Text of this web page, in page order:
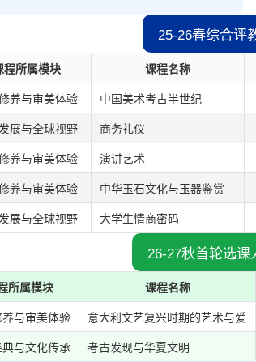
程所属模块 课程名称
养与审美体验 中国美术考古半世纪
展与全球视野 商务礼仪
养与审美体验 演讲艺术
养与审美体验 中华玉石文化与玉器鉴赏
展与全球视野 大学生情商密码
所属模块 课程名称
与审美体验 意大利文艺复兴时期的艺术与爱
与文化传承 考古发现与华夏文明